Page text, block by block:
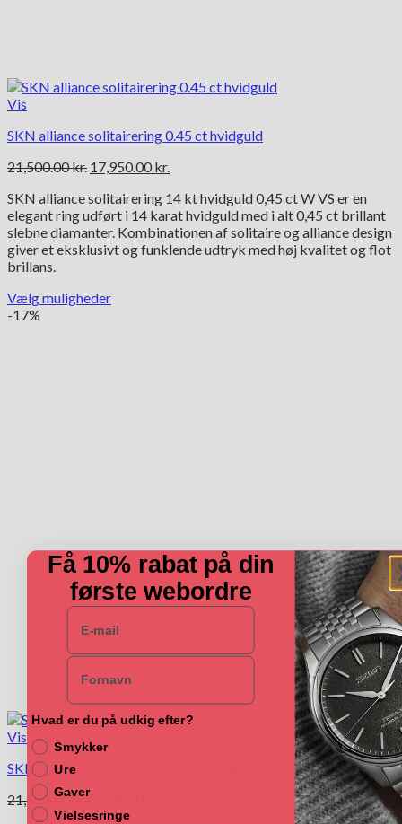
Vis
SKN alliance solitairering 0.45 ct hvidguld
21,500.00kr. Den
pris
var:
21,500.00 kr..
17,950.00 kr.
pris
er:
17,950.00 kr..
SKN alliance solitairering 14 kt hvidguld 0,45 ct W VS er en
elegant ring udført i 14 karat hvidguld med i alt 0,45 ct brillant
slebne diamanter. Kombinationen af solitaire og alliance design
giver et eksklusivt og funklende udtryk med høj kvalitet og flot
brillans.
Vælg muligheder
Dette
-17%
Vis
SKN alliance solitairering 0.45 ct guld
21,500.00kr.
oprindelige
Få 10% rabat på din
første webordre
E-mail
Navn
Hvad er du på udkig efter?
Smykker
Ure
Gaver
Vielsesringe